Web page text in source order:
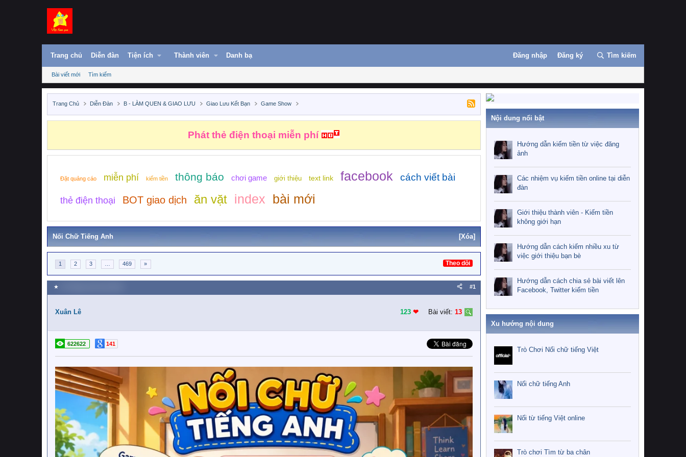
Trang chủ Diễn đàn Tiện ích Thành viên Danh bạ Đăng nhập Đăng ký Tìm kiếm
Bài viết mới Tìm kiếm
Trang Chủ Diễn Đàn B - LÀM QUEN & GIAO LƯU Giao Lưu Kết Bạn Game Show
Phát thẻ điện thoại miễn phí
Đặt quảng cáo miễn phí kiếm tiền thông báo chơi game giới thiệu text link facebook cách viết bài
thẻ điện thoại BOT giao dịch ăn vặt index bài mới
Nối Chữ Tiếng Anh [Xóa]
1 2 3 469 » Theo dõi
★ #1
Xuân Lê 123 ❤︎ Bài viết: 13
622622 141
Nội dung nổi bật
Hướng dẫn kiếm tiền từ việc đăng
ảnh
Các nhiệm vụ kiếm tiền online tại diễn
đàn
Giới thiệu thành viên - Kiếm tiền
không giới hạn
Hướng dẫn cách kiếm nhiều xu từ
việc giới thiệu bạn bè
Hướng dẫn cách chia sẻ bài viết lên
Facebook, Twitter kiếm tiền
Xu hướng nội dung
Trò Chơi Nối chữ tiếng Việt
Nối chữ tiếng Anh
Nối từ tiếng Việt online
Trò chơi Tìm từ ba chân